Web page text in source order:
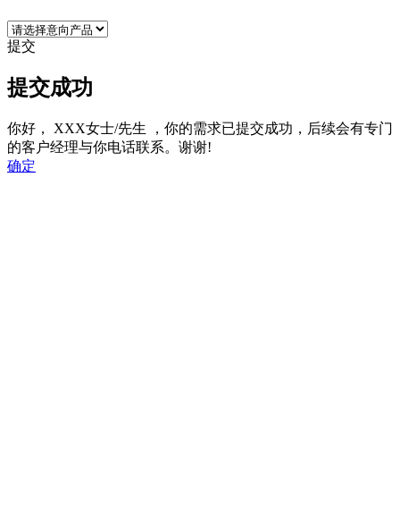
提交
提交成功
你好， XXX女士/先生
，你的需求已提交成功，后续会有专门
的客户经理与你电话联系。谢谢!
确定